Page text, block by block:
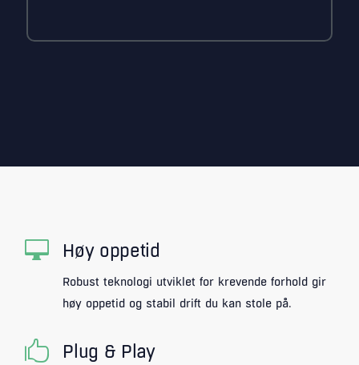
 Høy oppetid
Robust teknologi utviklet for krevende forhold gir
høy oppetid og stabil drift du kan stole på.
 Plug & Play